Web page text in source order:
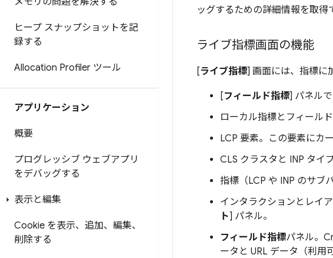
ヒープ スナップショットを記
録する
Allocation Profiler ツール
アプリケーション
概要
プログレッシブ ウェブアプリ
をデバッグする
表示と編集
Cookie を表示、追加、編集、
削除する
ッグするための詳細情報を取得
ライブ指標画面の機能
[ライブ指標] 画面には、指標に
[フィールド指標] パネル
ローカル指標とフィール
LCP 要素。この要素にカ
CLS クラスタと INP タイ
指標（LCP や INP のサブ
インタラクションとレイ
ト] パネル。
フィールド指標パネル。
ータと URL データ（利用